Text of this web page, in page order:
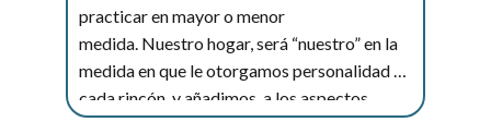
practicar en mayor o menor
medida. Nuestro hogar, será “nuestro” en la
medida en que le otorgamos personalidad a
cada rincón, y añadimos, a los aspectos
básicos de...
Leer más...